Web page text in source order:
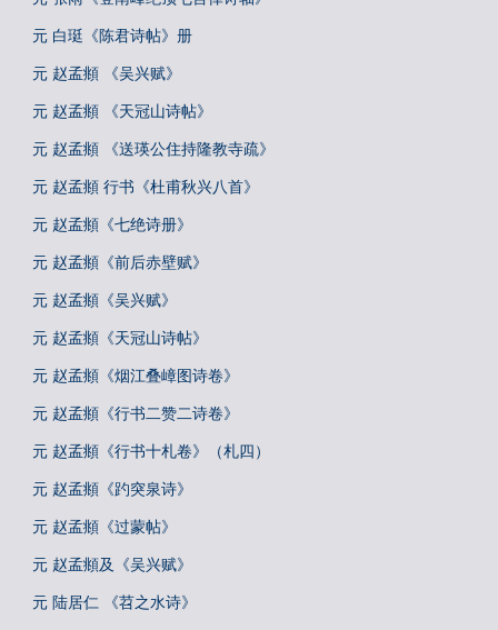
元 白珽《陈君诗帖》册
元 赵孟頫 《吴兴赋》
元 赵孟頫 《天冠山诗帖》
元 赵孟頫 《送瑛公住持隆教寺疏》
元 赵孟頫 行书《杜甫秋兴八首》
元 赵孟頫《七绝诗册》
元 赵孟頫《前后赤壁赋》
元 赵孟頫《吴兴赋》
元 赵孟頫《天冠山诗帖》
元 赵孟頫《烟江叠嶂图诗卷》
元 赵孟頫《行书二赞二诗卷》
元 赵孟頫《行书十札卷》（札四）
元 赵孟頫《趵突泉诗》
元 赵孟頫《过蒙帖》
元 赵孟頫及《吴兴赋》
元 陆居仁 《苕之水诗》